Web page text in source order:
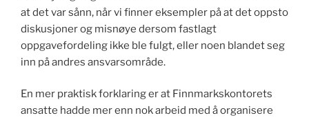
at det var sånn, når vi finner eksempler på at det oppsto
diskusjoner og misnøye dersom fastlagt
oppgavefordeling ikke ble fulgt, eller noen blandet seg
inn på andres ansvarsområde.
En mer praktisk forklaring er at Finnmarkskontorets
ansatte hadde mer enn nok arbeid med å organisere